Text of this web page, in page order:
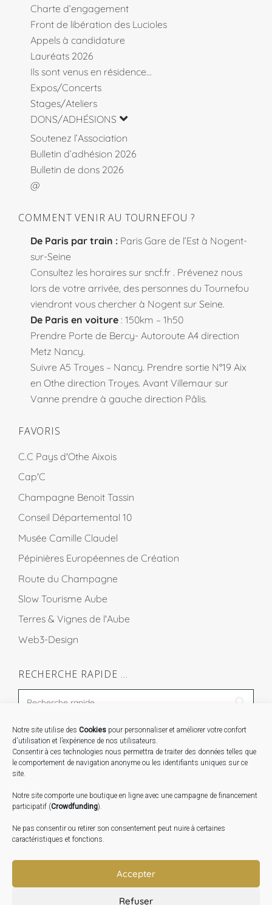
Notre site utilise des Cookies pour personnaliser et améliorer votre confort
d'utilisation et l’expérience de nos utilisateurs.
Consentir à ces technologies nous permettra de traiter des données telles que
le comportement de navigation anonyme ou les identifiants uniques sur ce
site.
Notre site comporte une boutique en ligne avec une campagne de financement
participatif (Crowdfunding).
Ne pas consentir ou retirer son consentement peut nuire à certaines
caractéristiques et fonctions.
Accepter
Refuser
Charte d’engagement
Front de libération des Lucioles
Appels à candidature
Lauréats 2026
Ils sont venus en résidence…
Expos/Concerts
Stages/Ateliers
DONS/ADHÉSIONS
Soutenez l’Association
Bulletin d’adhésion 2026
Bulletin de dons 2026
@
COMMENT VENIR AU TOURNEFOU ?
De Paris par train : Paris Gare de l’Est à Nogent-
sur-Seine
Consultez les horaires sur sncf.fr . Prévenez nous
lors de votre arrivée, des personnes du Tournefou
viendront vous chercher à Nogent sur Seine.
De Paris en voiture : 150km – 1h50
Prendre Porte de Bercy- Autoroute A4 direction
Metz Nancy.
Suivre A5 Troyes – Nancy. Prendre sortie N°19 Aix
en Othe direction Troyes. Avant Villemaur sur
Vanne prendre à gauche direction Pâlis.
FAVORIS
C.C Pays d'Othe Aixois
Cap'C
Champagne Benoit Tassin
Conseil Départemental 10
Musée Camille Claudel
Pépinières Européennes de Création
Route du Champagne
Slow Tourisme Aube
Terres & Vignes de l'Aube
Web3-Design
RECHERCHE RAPIDE …
STAGES …
Expo « Mesures de lumière » du 19 Sept au 29 Nov.
Inauguration de la Grange : Le 17 Oct. 2026
Atelier Image : L’art au service de la santé mentale –
10 Oct. 2026